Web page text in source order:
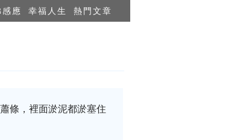
感應 幸福人生 熱門文章
條，裡面淤泥都淤塞住